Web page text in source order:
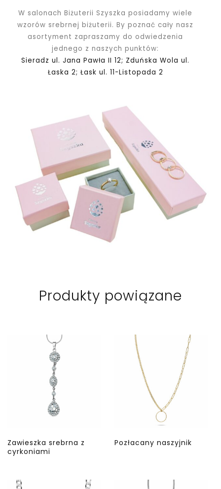
W salonach Biżuterii Szyszka posiadamy wiele
wzorów srebrnej biżuterii. By poznać cały nasz
asortyment zapraszamy do odwiedzenia
jednego z naszych punktów:
Sieradz ul. Jana Pawła II 12; Zduńska Wola ul.
Łaska 2; Łask ul. 11-Listopada 2
Produkty powiązane
Zawieszka srebrna z
cyrkoniami
Pozłacany naszyjnik